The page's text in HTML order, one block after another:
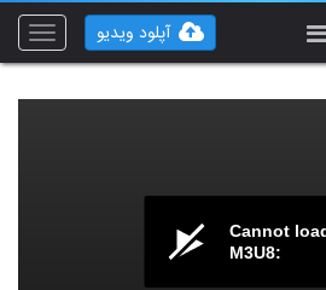
Toggle
آپلود ویدیو
Cannot
M3U8: